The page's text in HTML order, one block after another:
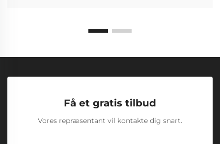
Få et gratis tilbud
Vores repræsentant vil kontakte dig snart.